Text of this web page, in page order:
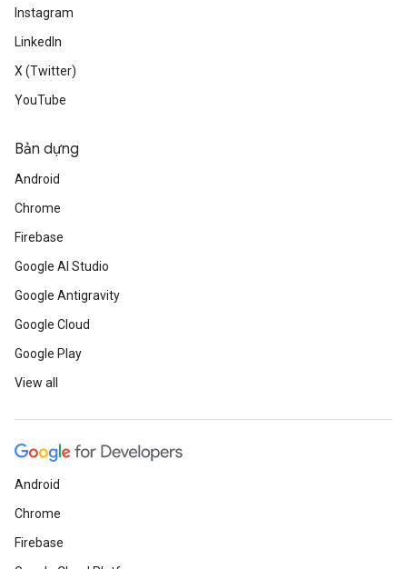
Instagram
LinkedIn
X (Twitter)
YouTube
Bản dựng
Android
Chrome
Firebase
Google AI Studio
Google Antigravity
Google Cloud
Google Play
View all
Android
Chrome
Firebase